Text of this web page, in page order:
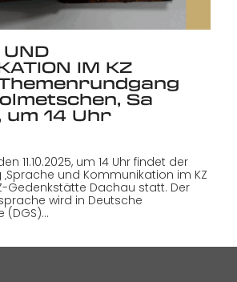
UND
IM KZ
Themenrundgang
Sa
um 14 Uhr
11.10.2025, um 14 Uhr findet der
und Kommunikation im KZ
Gedenkstätte Dachau statt. Der
wird in Deutsche
(DGS)…